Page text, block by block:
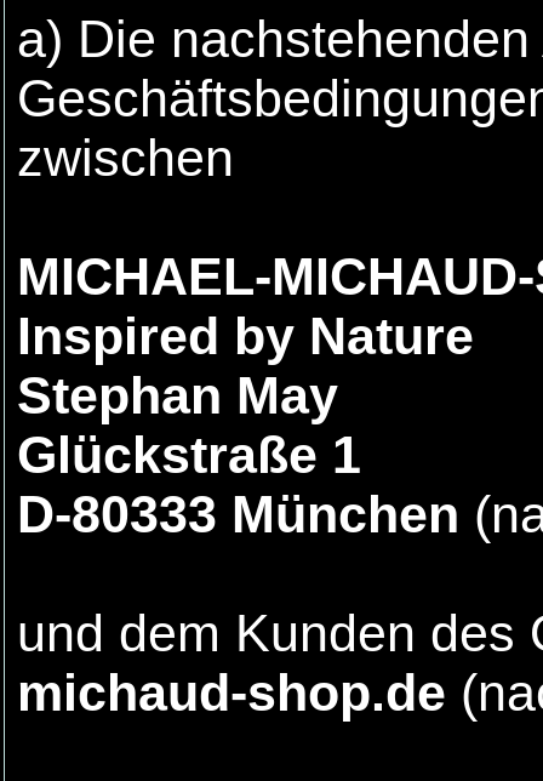
a) Die
zwischen
MICHAEL-
Inspired by Nature
Stephan May
Glückstraße 1
D-80333 München
und dem Kunden
michaud-shop.de